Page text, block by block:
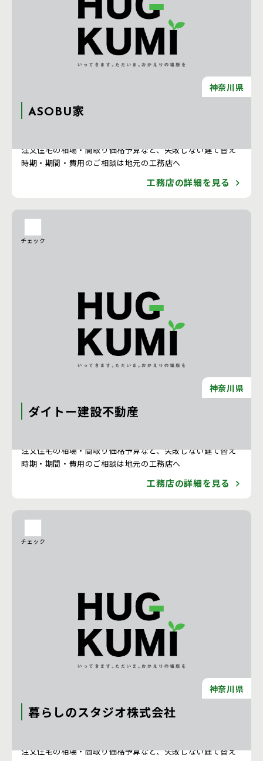
神奈川県
ASOBU家
注文住宅の相場・間取り価格予算など、失敗しない建て替え
時期・期間・費用のご相談は地元の工務店へ
工務店の詳細を見る
チェック
神奈川県
ダイトー建設不動産
注文住宅の相場・間取り価格予算など、失敗しない建て替え
時期・期間・費用のご相談は地元の工務店へ
工務店の詳細を見る
チェック
神奈川県
暮らしのスタジオ株式会社
注文住宅の相場・間取り価格予算など、失敗しない建て替え